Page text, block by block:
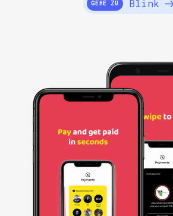
GEHE ZU Blink